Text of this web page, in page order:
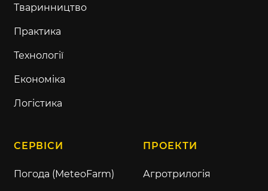
Тваринництво
Практика
Технології
Економіка
Логістика
СЕРВІСИ
Погода (MeteoFarm)
ПРОЕКТИ
Агротрилогія